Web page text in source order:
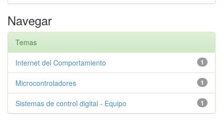
Navegar
Temas
1
Internet del Comportamiento
1
Microcontroladores
1
Sistemas de control digital - Equipo